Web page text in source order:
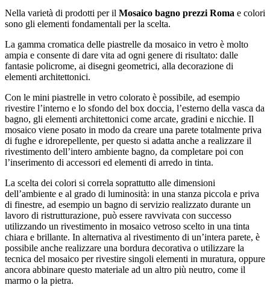
Nella varietà di prodotti per il Mosaico bagno prezzi Roma e colori
sono gli elementi fondamentali per la scelta.
La gamma cromatica delle piastrelle da mosaico in vetro è molto
ampia e consente di dare vita ad ogni genere di risultato: dalle
fantasie policrome, ai disegni geometrici, alla decorazione di
elementi architettonici.
Con le mini piastrelle in vetro colorato è possibile, ad esempio
rivestire l’interno e lo sfondo del box doccia, l’esterno della vasca da
bagno, gli elementi architettonici come arcate, gradini e nicchie. Il
mosaico viene posato in modo da creare una parete totalmente priva
di fughe e idrorepellente, per questo si adatta anche a realizzare il
rivestimento dell’intero ambiente bagno, da completare poi con
l’inserimento di accessori ed elementi di arredo in tinta.
La scelta dei colori si correla soprattutto alle dimensioni
dell’ambiente e al grado di luminosità: in una stanza piccola e priva
di finestre, ad esempio un bagno di servizio realizzato durante un
lavoro di ristrutturazione, può essere ravvivata con successo
utilizzando un rivestimento in mosaico vetroso scelto in una tinta
chiara e brillante. In alternativa al rivestimento di un’intera parete, è
possibile anche realizzare una bordura decorativa o utilizzare la
tecnica del mosaico per rivestire singoli elementi in muratura, oppure
ancora abbinare questo materiale ad un altro più neutro, come il
marmo o la pietra.